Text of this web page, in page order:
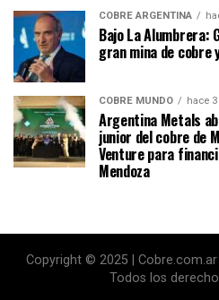
COBRE ARGENTINA
Bajo La Alumbrera:
gran mina de cobre
COBRE MUNDO hace
Argentina Metals
junior del cobre de
Venture para
Mendoza
Copyright © 2025 |
Todos los